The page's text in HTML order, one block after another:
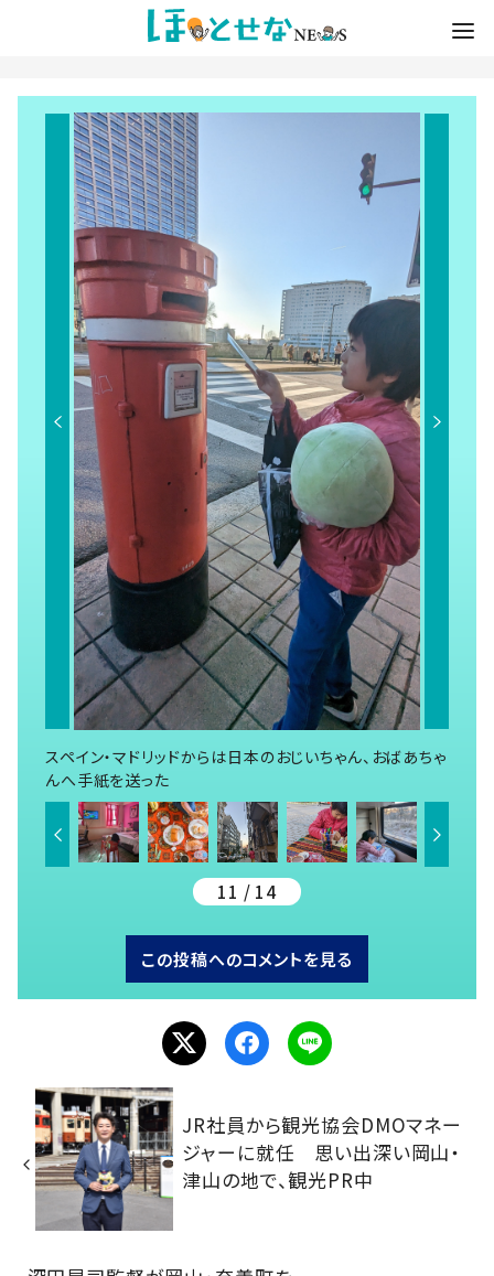
スペイン・マドリッドからは日本のおじいちゃん、おばあちゃ
んへ手紙を送った
11 / 14
この投稿へのコメントを見る
JR社員から観光協会DMOマネー
ジャーに就任 思い出深い岡山・
津山の地で、観光PR中